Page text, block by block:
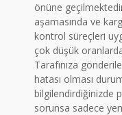
önüne
aşamasında ve
kontrol süreçleri
çok düşük
Tarafınıza
hatası olması
bilgilendirdiğinizde
sorunsa sadece